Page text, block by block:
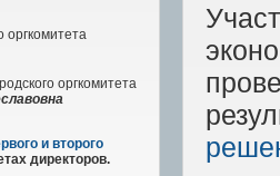
оргкомитета
оргкомитета
и второго
директоров.